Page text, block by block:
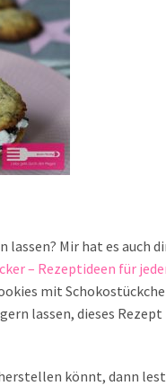
lassen? Mir hat es auch
– Rezeptideen für
mit
lassen, dieses Rezept
könnt, dann lest